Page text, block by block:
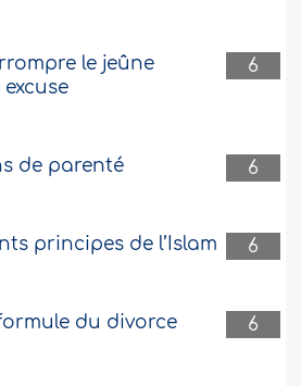
6
le jeûne
6
de parenté
6
principes de l’Islam
6
du divorce